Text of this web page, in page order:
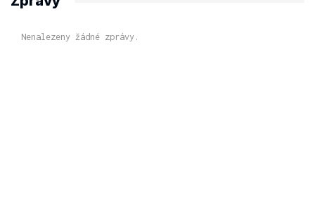
Nenalezeny žádné zprávy.